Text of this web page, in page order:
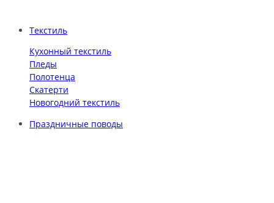
Текстиль
Кухонный текстиль
Пледы
Полотенца
Скатерти
Новогодний текстиль
Праздничные поводы